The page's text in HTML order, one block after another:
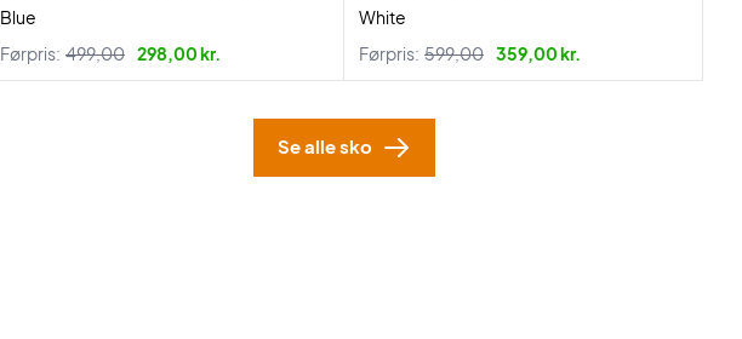
Blue
Førpris: 499,00 298,00 kr.
White
Førpris: 599,00 359,00 kr.
Se alle sko